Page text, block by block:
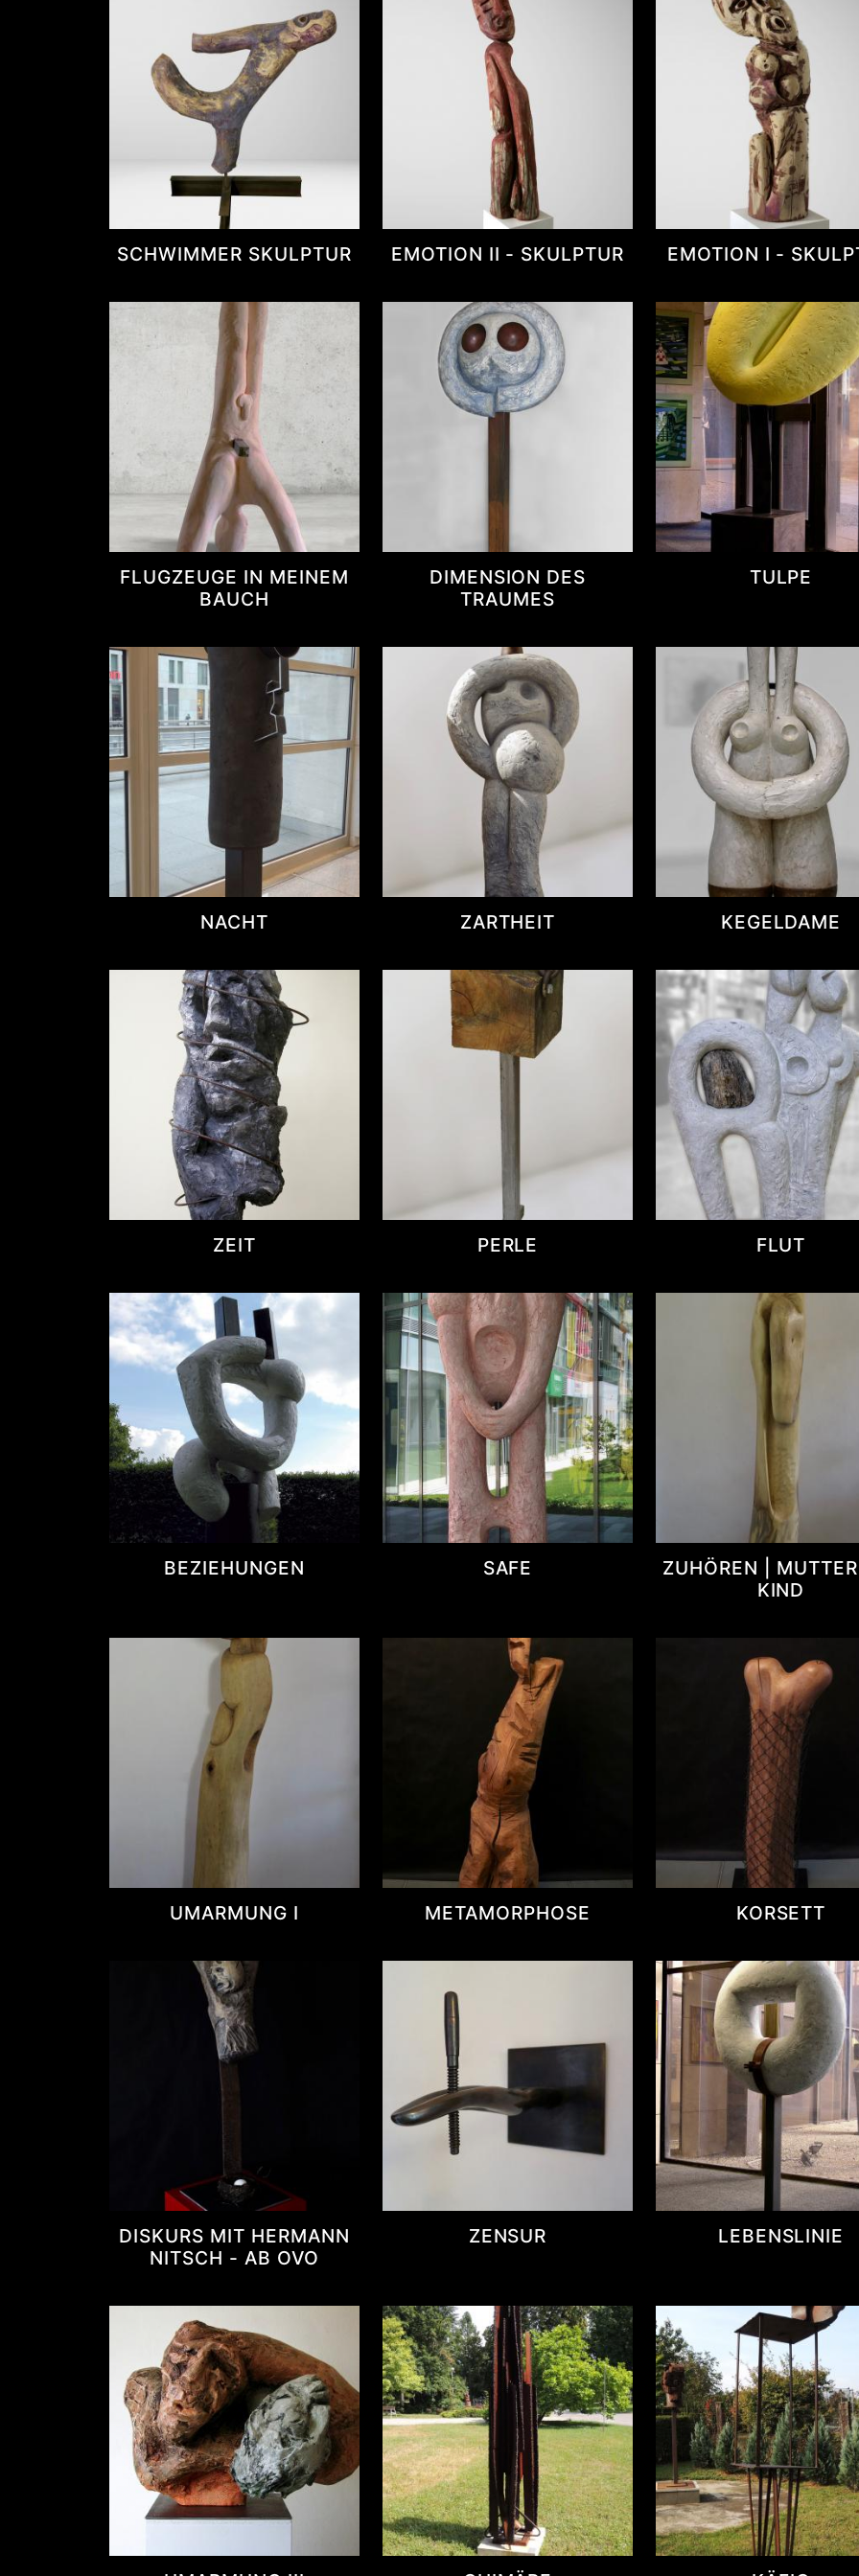
SCHWIMMER SKULPTUR EMOTION II - SKULPTUR EMOTION I -
FLUGZEUGE IN MEINEM
BAUCH
DIMENSION DES
TRAUMES
TULPE
NACHT ZARTHEIT KEGELDAME
ZEIT PERLE FLUT
BEZIEHUNGEN SAFE
ZUHÖREN |
KIND
UMARMUNG I METAMORPHOSE KORSETT
DISKURS MIT HERMANN
NITSCH - AB OVO
ZENSUR LEBENSLINIE